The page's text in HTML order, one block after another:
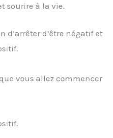
sourire à la vie.
d’arrêter d’être négatif et
vous allez commencer